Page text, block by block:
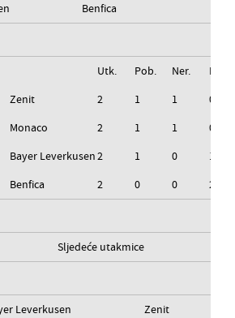
Benfica
Utk. Pob. Ner.
Izg.
Zenit 2 1 1
0
Monaco 2 1 1
0
Bayer Leverkusen2 1 0
1
Benfica 2 0 0 2
Sljedeće utakmice
Leverkusen
Zenit